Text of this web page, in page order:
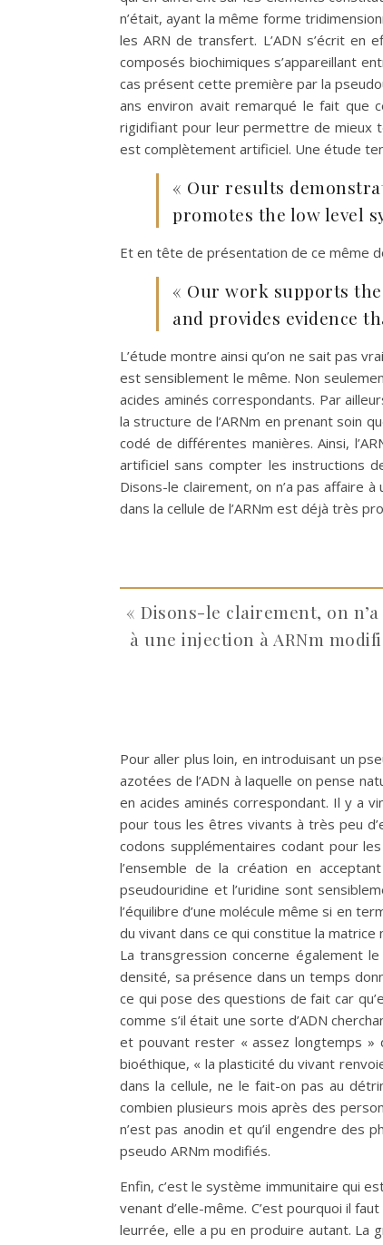
n’était, ayant la même forme
les ARN de transfert. L’ADN s’écrit
composés biochimiques s’appareillant
cas présent cette première par la
ans environ avait remarqué le fait que
rigidifiant pour leur permettre de mieux
est complètement artificiel. Une étude
« Our results
promotes the low level
Et en tête de présentation de ce même
« Our work supports
and provides evidence
L’étude montre ainsi qu’on ne sait pas
est sensiblement le même. Non
acides aminés correspondants. Par
la structure de l’ARNm en prenant soin
codé de différentes manières. Ainsi,
artificiel sans compter les instructions
Disons-le clairement, on n’a pas affaire
dans la cellule de l’ARNm est déjà très
« Disons-le clairement, on
à une injection à ARNm
Pour aller plus loin, en introduisant un
azotées de l’ADN à laquelle on pense
en acides aminés correspondant. Il y a
pour tous les êtres vivants à très peu
codons supplémentaires codant pour
l’ensemble de la création en
pseudouridine et l’uridine sont
l’équilibre d’une molécule même si en
du vivant dans ce qui constitue la
La transgression concerne également
densité, sa présence dans un temps
ce qui pose des questions de fait car
comme s’il était une sorte d’ADN
et pouvant rester « assez longtemps »
bioéthique, « la plasticité du vivant
dans la cellule, ne le fait-on pas au
combien plusieurs mois après des
n’est pas anodin et qu’il engendre des
pseudo ARNm modifiés.
Enfin, c’est le système immunitaire qui
venant d’elle-même. C’est pourquoi il
leurrée, elle a pu en produire autant. La